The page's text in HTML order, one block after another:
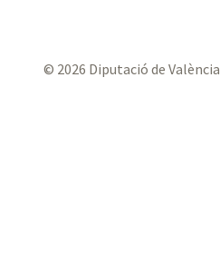
© 2026 Diputació de València